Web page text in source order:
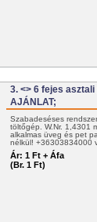
3. <> 6 fejes
AJÁNLAT;
Szabadeséses
töltőgép. W.Nr. 1,4301
alkalmas üveg és pet
nélkül! +36303834000
Ár: 1 Ft + Áfa
(Br. 1 Ft)